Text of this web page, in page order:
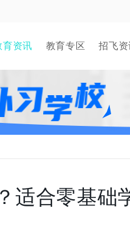
育资讯 教育专区 招飞资
适合零基础